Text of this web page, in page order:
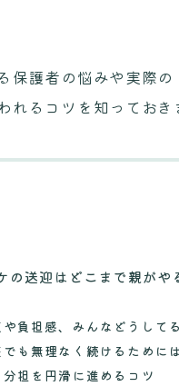
保護者の悩みや実際
るコツを知っておき
の送迎はどこまで親が
負担感、みんなどうして
も無理なく続けるためには
担を円滑に進めるコツ